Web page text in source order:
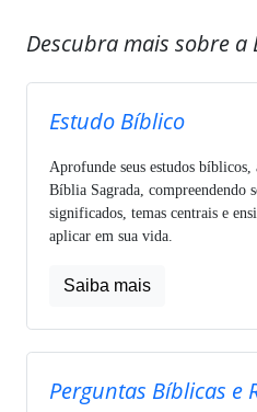
Descubra mais sobre a
Estudo Bíblico
Aprofunde seus estudos bíblicos,
Bíblia Sagrada, compreendendo
significados, temas centrais e
aplicar em sua vida.
Saiba mais
Perguntas Bíblicas e